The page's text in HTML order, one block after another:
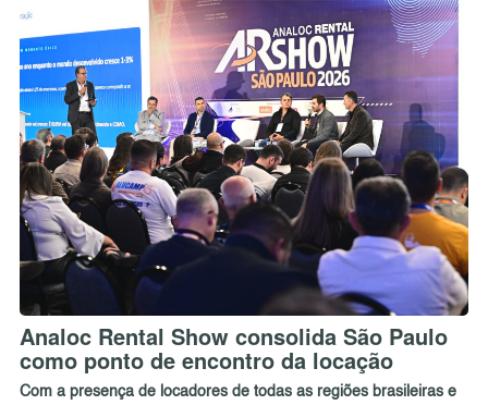
Analoc Rental Show consolida São Paulo
como ponto de encontro da locação
Com a presença de locadores de todas as regiões brasileiras e